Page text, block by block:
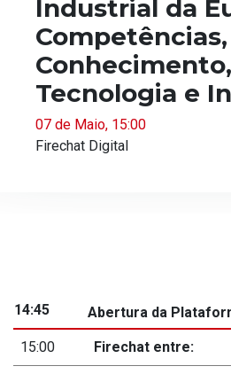
Industrial da
Competências,
Conhecimento,
Tecnologia e
07 de Maio, 15:00
Firechat Digital
14:45 Abertura da
15:00 Firechat entre: